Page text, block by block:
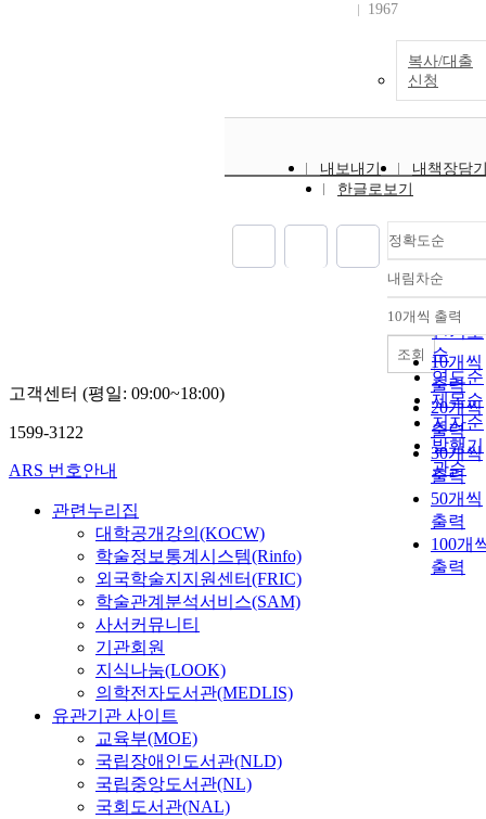
1967
복사/대출
신청
내보내기
내책장담
한글로보기
정확도순
정확도
순
인기도
순
연도순
제목순
저자순
발행기
관순
내림차순
내림
10개씩 출력
10개씩
출력
20개씩
출력
30개씩
출력
50개씩
출력
100개
출력
조회
고객센터 (평일: 09:00~18:00)
1599-3122
ARS 번호안내
관련누리집
대학공개강의(KOCW)
학술정보통계시스템(Rinfo)
외국학술지지원센터(FRIC)
학술관계분석서비스(SAM)
사서커뮤니티
기관회원
지식나눔(LOOK)
의학전자도서관(MEDLIS)
유관기관 사이트
교육부(MOE)
국립장애인도서관(NLD)
국립중앙도서관(NL)
국회도서관(NAL)